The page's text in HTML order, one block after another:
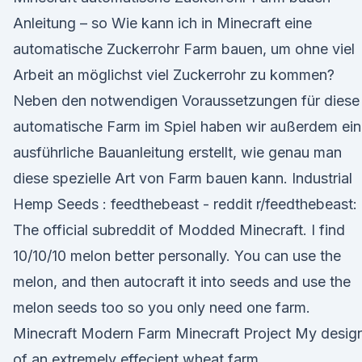
Anleitung – so Wie kann ich in Minecraft eine
automatische Zuckerrohr Farm bauen, um ohne viel
Arbeit an möglichst viel Zuckerrohr zu kommen?
Neben den notwendigen Voraussetzungen für diese
automatische Farm im Spiel haben wir außerdem
ausführliche Bauanleitung erstellt, wie genau man
diese spezielle Art von Farm bauen kann. Industrial
Hemp Seeds : feedthebeast - reddit r/feedthebeast:
The official subreddit of Modded Minecraft. I find
10/10/10 melon better personally. You can use the
melon, and then autocraft it into seeds and use the
melon seeds too so you only need one farm.
Minecraft Modern Farm Minecraft Project My